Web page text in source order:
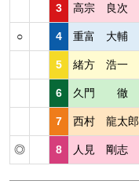
3 高宗 良次
○ 4 重富 大輔
5 緒方 浩一
6 久門 徹
7 西村 龍太郎
◎ 8 人見 剛志